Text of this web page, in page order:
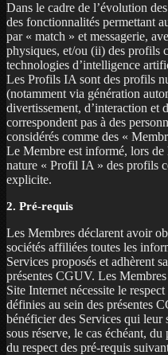
Dans le cadre de l’évolution
des fonctionnalités permettant
par « match » et messagerie,
physiques, et/ou (ii) des profils
technologies d’intelligence
Les Profils IA sont des profils
(notamment via génération
divertissement, d’interaction et
correspondent pas à des
considérés comme des «
Le Membre est informé, lors de
nature « Profil IA » des profils
explicite.
2. Pré-requis
Les Membres déclarent avoir
sociétés affiliées toutes les
Services proposés et adhèrent
présentes CGUV. Les
Site Internet nécessite le
définies au sein des présentes
bénéficier des Services qui leur
sous réserve, le cas échéant,
du respect des pré-requis